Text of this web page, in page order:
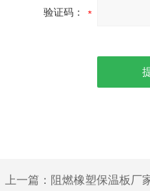
验证码：
上一篇： 阻燃橡塑保温板厂